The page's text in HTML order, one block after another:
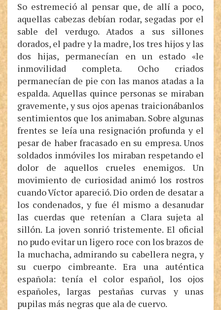
So estremeció al pensar que, de allí a poco,
aquellas cabezas debían rodar, segadas por el
sable del verdugo. Atados a sus sillones
dorados, el padre y la madre, los tres hijos y las
dos hijas, permanecían en un estado «le
inmovilidad completa. Ocho criados
permanecían de pie con las manos atadas a la
espalda. Aquellas quince personas se miraban
gravemente, y sus ojos apenas traicionábanlos
sentimientos que los animaban. Sobre algunas
frentes se leía una resignación profunda y el
pesar de haber fracasado en su empresa. Unos
soldados inmóviles los miraban respetando el
dolor de aquellos crueles enemigos. Un
movimiento de curiosidad animó los rostros
cuando Víctor apareció. Dio orden de desatar a
los condenados, y fue él mismo a desanudar
las cuerdas que retenían a Clara sujeta al
sillón. La joven sonrió tristemente. El oficial
no pudo evitar un ligero roce con los brazos de
la muchacha, admirando su cabellera negra, y
su cuerpo cimbreante. Era una auténtica
española: tenía el color español, los ojos
españoles, largas pestañas curvas y unas
pupilas más negras que ala de cuervo.